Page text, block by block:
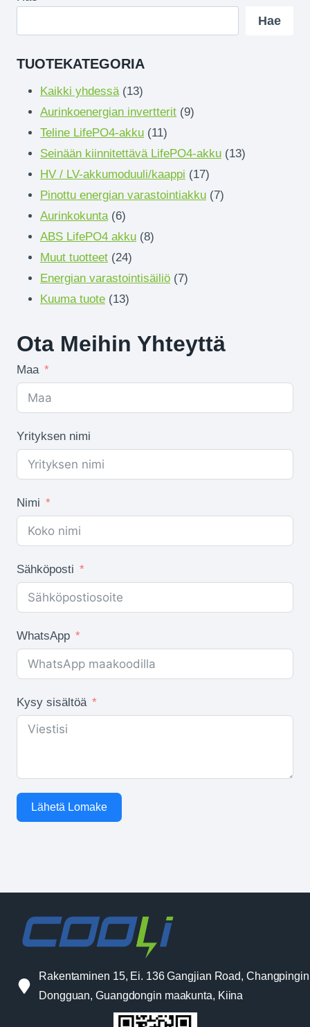
Hae
TUOTEKATEGORIA
Kaikki yhdessä 1313
Tuotteet
Aurinkoenergian invertterit 99
Teline LifePO4-akku 1111
Tuotteet
Seinään kiinnitettävä LifePO4-akku 1313
HV / LV-akkumoduuli/kaappi 1717
Tuotteet
Pinottu energian varastointiakku 77
Aurinkokunta 66
Tuotteet
ABS LifePO4 akku 88
Muut tuotteet 2424
Tuotteet
Energian varastointisäiliö 77
Kuuma tuote 1313
Ota Meihin Yhteyttä
Maa
Yrityksen nimi
Nimi
Sähköposti
WhatsApp
Kysy sisältöä
Lähetä Lomake
Rakentaminen 15, Ei. 136 Gangjian Road,
Dongguan, Guangdongin maakunta, Kiina